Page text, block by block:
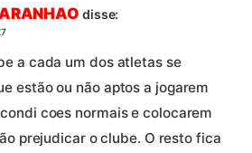
disse:
a cada um dos atletas se
estão ou não aptos a jogarem
coes normais e colocarem
prejudicar o clube. O resto fica